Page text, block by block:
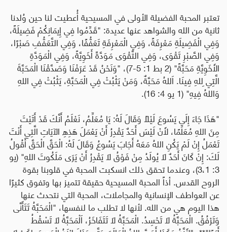
تعتبر المحبة الفضيلة الأولى في المسيحية أُعطيت لنا حين وُلدنا
ثانية من الله والشواهد عنها عديدة: "قَدِّمُوا فِي إِيمَانِكُمْ فَضِيلَةً،
وَفِي الْفَضِيلَةِ مَعْرِفَةً، وَفِي الْمَعْرِفَةِ تَعَفُّفًا، وَفِي التَّعَفُّفِ صَبْرًا،
وَفِي الصَّبْرِ تَقْوَى، وَفِي التَّقْوَى مَوَدَّةً أَخَوِيَّةً، وَفِي الْمَوَدَّةِ
الأَخَوِيَّةِ مَحَبَّةً" (2 بط 1: 5-7)، "وَنَحْنُ قَدْ عَرَفْنَا وَصَدَّقْنَا الْمَحَبَّةَ
الَّتِي ِللهِ فِينَا. اَللهُ مَحَبَّةٌ، وَمَنْ يَثْبُتْ فِي الْمَحَبَّةِ، يَثْبُتْ فِي اللهِ
وَاللهُ فِيهِ" (1 يو 4: 16).
"هَذَا جَاءَ إِلَى يَسُوعَ لَيْلًا وَقَالَ لَهُ: يَا مُعَلِّمُ، نَعْلَمُ أَنَّكَ قَدْ أَتَيْتَ
مِنَ اللهِ مُعَلِّمًا، لأَنْ لَيْسَ أَحَدٌ يَقْدِرُ أَنْ يَعْمَلَ هَذِهِ الآيَاتِ الَّتِي أَنْتَ
تَعْمَلُ إِنْ لَمْ يَكُنِ اللهُ مَعَهُ أَجَابَ يَسُوعُ وَقَالَ لَهُ: الْحَقَّ الْحَقَّ أَقُولُ
لَكَ: إِنْ كَانَ أَحَدٌ لاَ يُولَدُ مِنْ فَوْقُ لاَ يَقْدِرُ أَنْ يَرَى مَلَكُوتَ اللهِ" (يو
3: 3،1)، وعندما تحقق ذلك انسكبت المحبة في قلوبنا بقوة
الروح القدس. أذاً المحبة المسيحية حقيقة تتميز بها وتفوق كثيرًا
عن العواطف الإنسانية والمجاملات، المحبة التي نتحدث عنها
هذا اليوم هي من الله. لأنها لا تطلب ما لنفسها، "الْمَحَبَّةُ تَتَأَنَّى
وَتَرْفُقُ. الْمَحَبَّةُ لاَ تَحْسِدُ. الْمَحَبَّةُ لاَ تَتَفَاخَرُ، اَلْمَحَبَّةُ لاَ تَسْقُطُ